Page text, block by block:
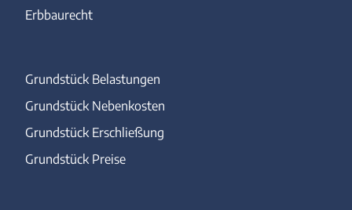
Erbbaurecht
Grundstück Belastungen
Grundstück Nebenkosten
Grundstück Erschließung
Grundstück Preise